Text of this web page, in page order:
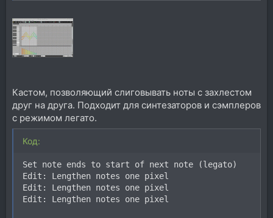
Кастом, позволяющий слиговывать ноты с захлестом
друг на друга. Подходит для синтезаторов и сэмплеров
с режимом легато.
Код:
Set note ends to start of next note (legato)
Edit: Lengthen notes one pixel
Edit: Lengthen notes one pixel
Edit: Lengthen notes one pixel